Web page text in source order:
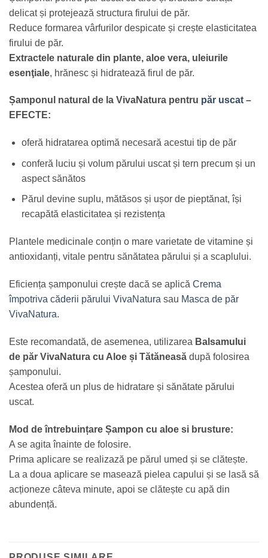
delicat și protejează structura firului de păr.
Reduce formarea vârfurilor despicate și crește elasticitatea
firului de păr.
Extractele naturale din plante, aloe vera, uleiurile
esenţiale, hrănesc și hidratează firul de păr.
Șamponul natural de la VivaNatura pentru păr uscat –
EFECTE:
oferă hidratarea optimă necesară acestui tip de păr
conferă luciu și volum părului uscat și tern precum și un
aspect sănătos
Părul devine suplu, mătăsos și ușor de pieptănat, își
recapătă elasticitatea și rezistența
Plantele medicinale conțin o mare varietate de vitamine și
antioxidanți, vitale pentru sănătatea părului și a scaplului.
Eficiența șamponului crește dacă se aplică Crema
împotriva căderii părului VivaNatura sau Masca de păr
VivaNatura.
Este recomandată, de asemenea, utilizarea Balsamului
de păr VivaNatura cu Aloe și Tătăneasă după folosirea
șamponului.
Acestea oferă un plus de hidratare și sănătate părului
uscat.
Mod de întrebuințare Șampon cu aloe si brusture:
A se agita înainte de folosire.
Prima aplicare se realizază pe părul umed și se clătește.
La a doua aplicare se masează pielea capului și se lasă să
acționeze câteva minute, apoi se clătește cu apă din
abundență.